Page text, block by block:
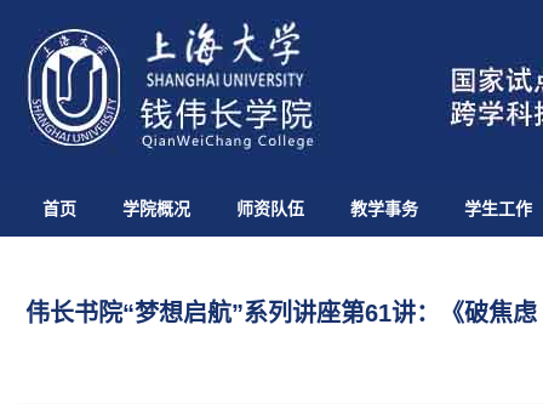
首页 学院概况 师资队伍 教学事务 学生工作
伟长书院“梦想启航”系列讲座第61讲：《破焦